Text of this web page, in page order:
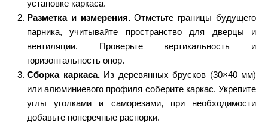
установке каркаса.
Разметка и измерения.Отметьте границы будущего
парника, учитывайте пространство для дверцы и
вентиляции. Проверьте вертикальность и
горизонтальность опор.
Сборка каркаса.Из деревянных брусков (30×40 мм)
или алюминиевого профиля соберите каркас. Укрепите
углы уголками и саморезами, при необходимости
добавьте поперечные распорки.